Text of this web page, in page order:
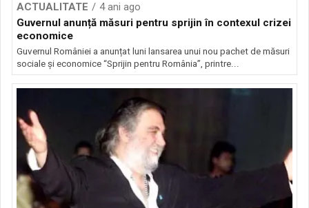
ACTUALITATE
4 ani ago
Guvernul anunță măsuri pentru sprijin în contexul crizei
economice
Guvernul României a anunțat luni lansarea unui nou pachet de măsuri
sociale și economice “Sprijin pentru România”, printre...